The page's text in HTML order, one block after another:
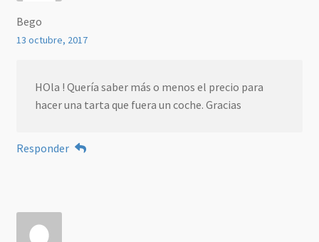
Bego
13 octubre, 2017
HOla ! Quería saber más o menos el precio para
hacer una tarta que fuera un coche. Gracias
Responder